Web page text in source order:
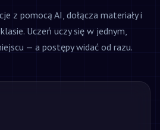
z pomocą AI, dołącza materiały i
Uczeń uczy się w jednym,
— a postępy widać od razu.